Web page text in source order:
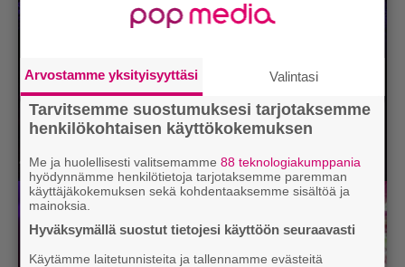
Arvostamme yksityisyyttäsi Valintasi
Tarvitsemme suostumuksesi tarjotaksemme
henkilökohtaisen käyttökokemuksen
Me ja huolellisesti valitsemamme88 teknologiakumppania
hyödynnämme henkilötietoja tarjotaksemme paremman
käyttäjäkokemuksen sekä kohdentaaksemme sisältöä ja
mainoksia.
Hyväksymällä suostut tietojesi käyttöön seuraavasti
Käytämme laitetunnisteita ja tallennamme evästeitä